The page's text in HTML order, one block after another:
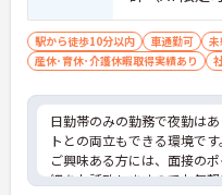
者、未経験
駅から徒歩10分以内 車通勤可
産休･育休･介護休暇取得実績あり
日勤帯のみの勤務で夜勤は
トとの両立もできる環境です。
ご興味ある方には、面接の
細をお話致しますのでお気